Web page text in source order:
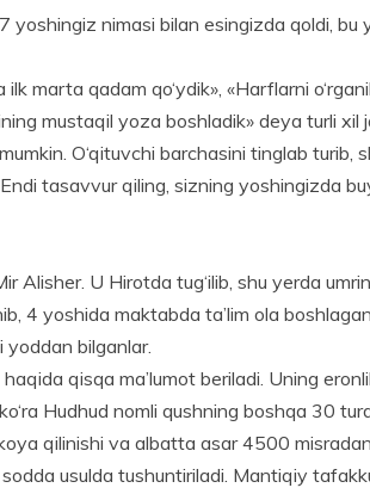
yoshingiz nimasi bilan esingizda qoldi, bu
marta qadam qo‘ydik», «Harflarni
mustaqil yoza boshladik» deya turli
O‘qituvchi barchasini tinglab turib,
tasavvur qiling, sizning yoshingizda
Alisher. U Hirotda tug‘ilib, shu yerda
4 yoshida maktabda ta’lim ola
bilganlar.
qisqa ma’lumot beriladi. Uning
Hudhud nomli qushning boshqa 30
qilinishi va albatta asar 4500
usulda tushuntiriladi. Mantiqiy